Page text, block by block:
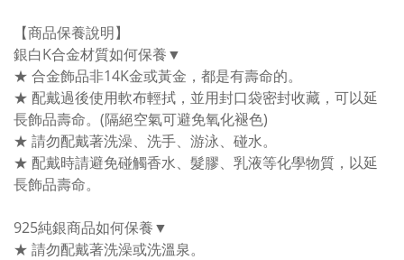
【商品保養說明】
銀白K合金材質如何保養▼
★ 合金飾品非14K金或黃金，都是有壽命的。
★ 配戴過後使用軟布輕拭，並用封口袋密封收藏，可以延
長飾品壽命。(隔絕空氣可避免氧化褪色)
★ 請勿配戴著洗澡、洗手、游泳、碰水。
★ 配戴時請避免碰觸香水、髮膠、乳液等化學物質，以延
長飾品壽命。
925純銀商品如何保養▼
★ 請勿配戴著洗澡或洗溫泉。